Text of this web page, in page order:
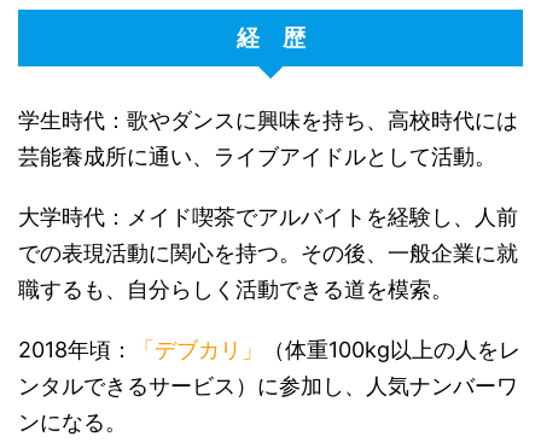
経 歴
学生時代：歌やダンスに興味を持ち、高校時代には
芸能養成所に通い、ライブアイドルとして活動。
大学時代：メイド喫茶でアルバイトを経験し、人前
での表現活動に関心を持つ。その後、一般企業に就
職するも、自分らしく活動できる道を模索。
2018年頃： 「デブカリ」
（体重100kg以上の人をレ
ンタルできるサービス）に参加し、人気ナンバーワ
ンになる。